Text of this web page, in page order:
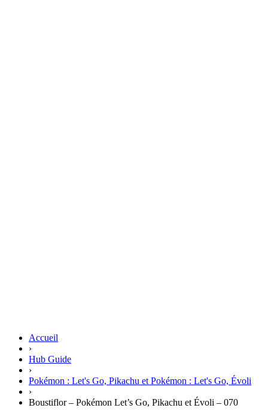
Accueil
›
Hub Guide
›
Pokémon : Let's Go, Pikachu et Pokémon : Let's Go, Évoli
›
Boustiflor – Pokémon Let’s Go, Pikachu et Évoli – 070